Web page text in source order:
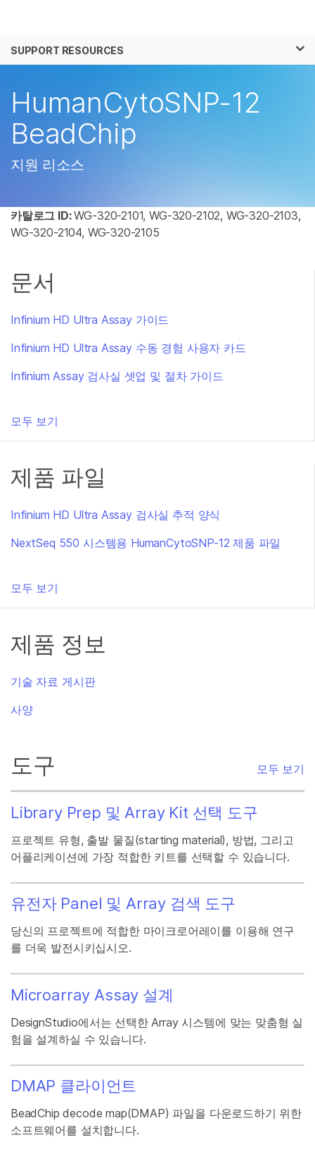
솔루션
회사
지원
SUPPORT RESOURCES
HumanCytoSNP-12
BeadChip
지원 리소스
카탈로그 ID:WG-320-2101, WG-320-2102, WG-320-2103,
WG-320-2104, WG-320-2105
문서
Infinium HD Ultra Assay 가이드
Infinium HD Ultra Assay 수동 경험 사용자 카드
Infinium Assay 검사실 셋업 및 절차 가이드
모두 보기
제품 파일
Infinium HD Ultra Assay 검사실 추적 양식
NextSeq 550 시스템용 HumanCytoSNP-12 제품 파일
모두 보기
제품 정보
기술 자료 게시판
사양
도구 모두 보기
Library Prep 및 Array Kit 선택 도구
프로젝트 유형, 출발 물질(starting material), 방법, 그리고
어플리케이션에 가장 적합한 키트를 선택할 수 있습니다.
유전자 Panel 및 Array 검색 도구
당신의 프로젝트에 적합한 마이크로어레이를 이용해 연구
를 더욱 발전시키십시오.
Microarray Assay 설계
DesignStudio에서는 선택한 Array 시스템에 맞는 맞춤형 실
험을 설계하실 수 있습니다.
DMAP 클라이언트
BeadChip decode map(DMAP) 파일을 다운로드하기 위한
소프트웨어를 설치합니다.
보다 관련성이 높은 콘텐츠를 확인하실 수 있
습니다. 주요 관심 분야를 선택해 주세요:
미생물학 연구
농업유전체학 연구
복합 질환 연구
임상 종양학 연구
생식 보건 연구